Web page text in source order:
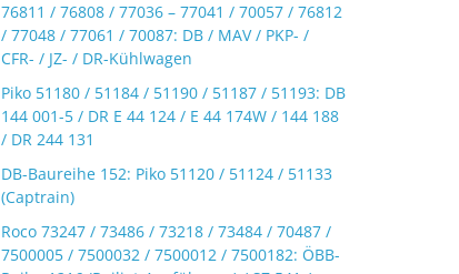
76811 / 76808 / 77036 – 77041 / 70057 / 76812
/ 77048 / 77061 / 70087: DB / MAV / PKP- /
CFR- / JZ- / DR-Kühlwagen
Piko 51180 / 51184 / 51190 / 51187 / 51193: DB
144 001-5 / DR E 44 124 / E 44 174W / 144 188
/ DR 244 131
DB-Baureihe 152: Piko 51120 / 51124 / 51133
(Captrain)
Roco 73247 / 73486 / 73218 / 73484 / 70487 /
7500005 / 7500032 / 7500012 / 7500182: ÖBB-